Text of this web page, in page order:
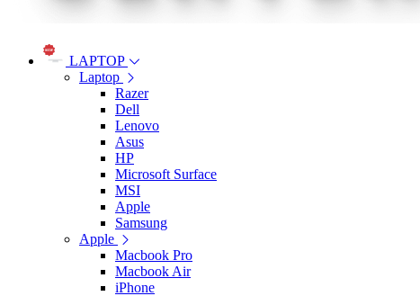
LAPTOP
Laptop
Razer
Dell
Lenovo
Asus
HP
Microsoft Surface
MSI
Apple
Samsung
Apple
Macbook Pro
Macbook Air
iPhone